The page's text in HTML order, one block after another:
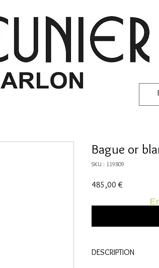
Bague or
SKU : 119809
485,00 €
DESCRIPTION